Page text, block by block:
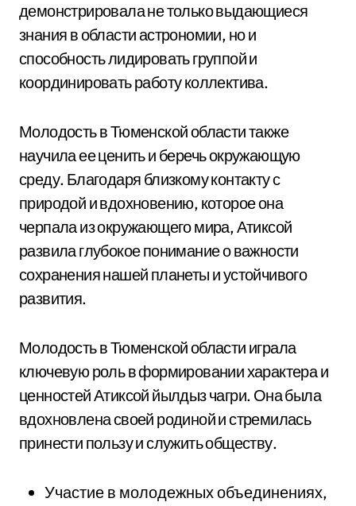
демонстрировала не только выдающиеся
знания в области астрономии, но и
способность лидировать группой и
координировать работу коллектива.
Молодость в Тюменской области также
научила ее ценить и беречь окружающую
среду. Благодаря близкому контакту с
природой и вдохновению, которое она
черпала из окружающего мира, Атиксой
развила глубокое понимание о важности
сохранения нашей планеты и устойчивого
развития.
Молодость в Тюменской области играла
ключевую роль в формировании характера и
ценностей Атиксой йылдыз чагри. Она была
вдохновлена своей родиной и стремилась
принести пользу и служить обществу.
Участие в молодежных объединениях,